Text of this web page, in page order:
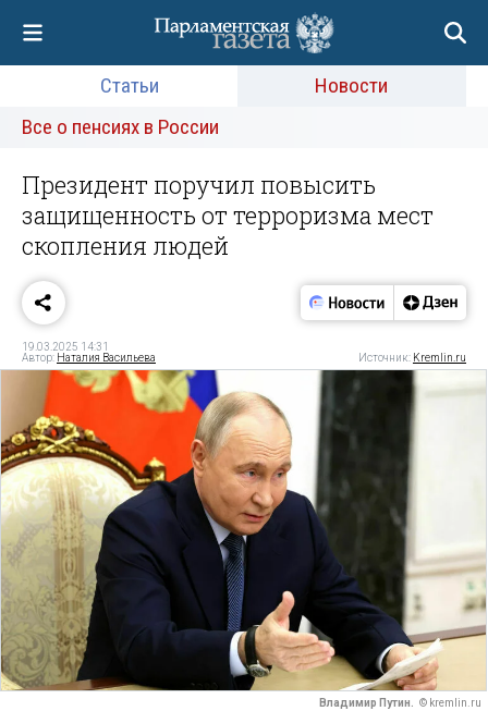
Статьи
Новости
Все о пенсиях в России
Президент поручил повысить
защищенность от терроризма мест
скопления людей
19.03.2025 14:31
Автор: Наталия Васильева Источник: Kremlin.ru
Владимир Путин. © kremlin.ru